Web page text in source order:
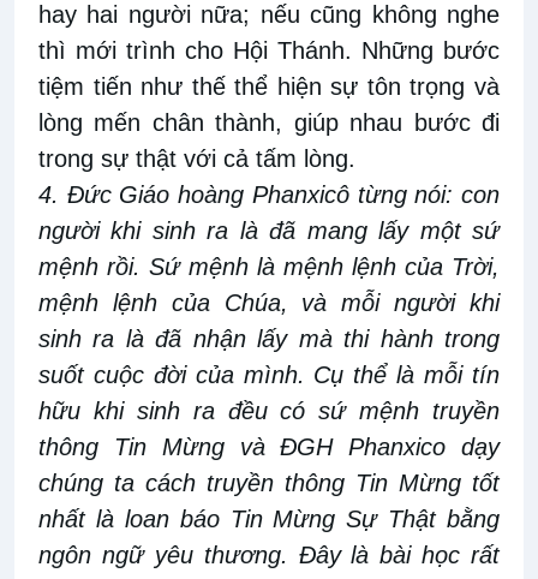
hay hai người nữa; nếu cũng không nghe
thì mới trình cho Hội Thánh. Những bước
tiệm tiến như thế thể hiện sự tôn trọng và
lòng mến chân thành, giúp nhau bước đi
trong sự thật với cả tấm lòng.
4. Đức Giáo hoàng Phanxicô từng nói: con
người khi sinh ra là đã mang lấy một sứ
mệnh rồi. Sứ mệnh là mệnh lệnh của Trời,
mệnh lệnh của Chúa, và mỗi người khi
sinh ra là đã nhận lấy mà thi hành trong
suốt cuộc đời của mình. Cụ thể là mỗi tín
hữu khi sinh ra đều có sứ mệnh truyền
thông Tin Mừng và ĐGH Phanxico dạy
chúng ta cách truyền thông Tin Mừng tốt
nhất là loan báo Tin Mừng Sự Thật bằng
ngôn ngữ yêu thương. Đây là bài học rất